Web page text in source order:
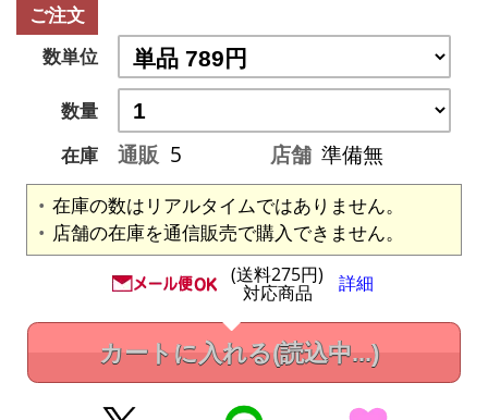
ご注文
数単位
数量
在庫
通販 5 店舗 準備無
在庫の数はリアルタイムではありません。
店舗の在庫を通信販売で購入できません。
(送料275円)
対応商品 詳細
カートに入れる(読込中...)